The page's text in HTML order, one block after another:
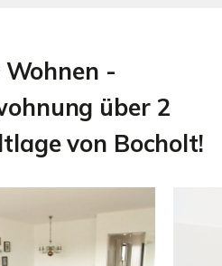
Wohnen -
über 2
von Bocholt!